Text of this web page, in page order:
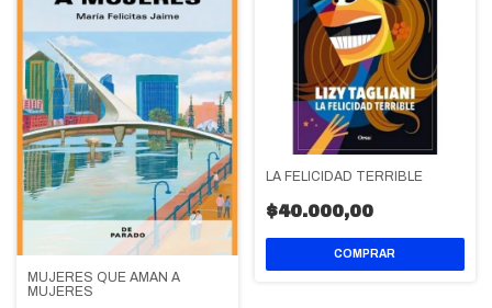
MUJERES QUE AMAN A
MUJERES
LA FELICIDAD TERRIBLE
$40.000,00